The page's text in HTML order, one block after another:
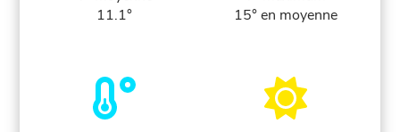
11.1°
15° en moyenne